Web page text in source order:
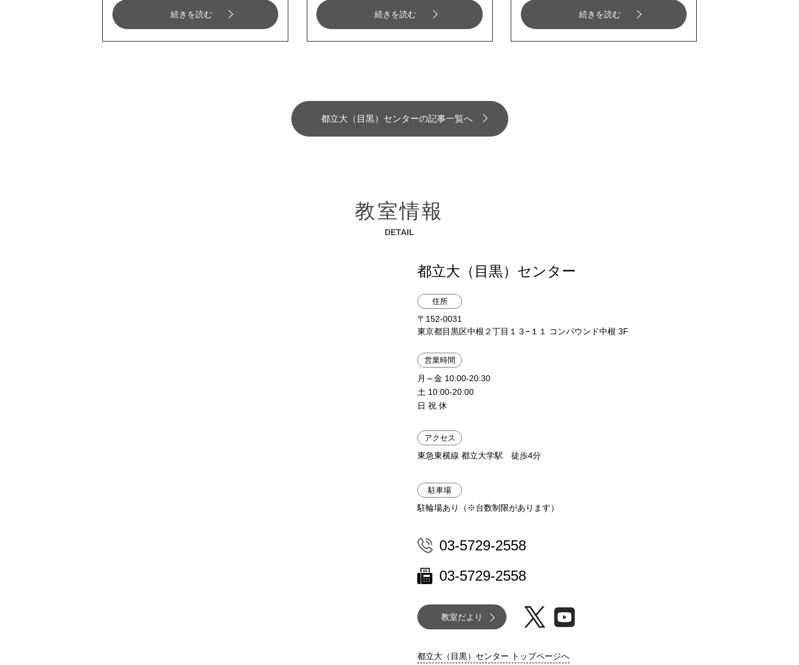
続きを読む 続きを読む 続きを読む
都立大（目黒）センターの記事一覧へ
教室情報
DETAIL
都立大（目黒）センター
住所
〒152-0031
東京都目黒区中根２丁目１３−１１ コンパウンド中根 3F
営業時間
月～金 10:00-20:30
土 10:00-20:00
日 祝 休
アクセス
東急東横線 都立大学駅 徒歩4分
駐車場
駐輪場あり（※台数制限があります）
03-5729-2558
03-5729-2558
教室だより
都立大（目黒）センター トップページへ